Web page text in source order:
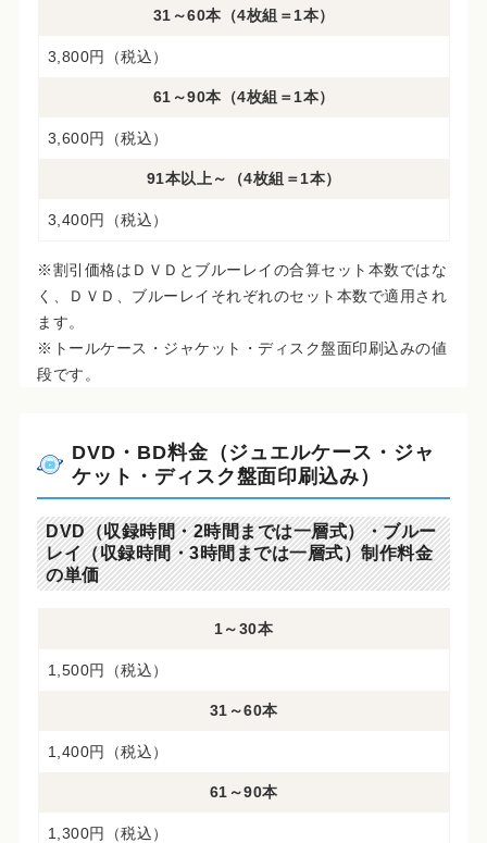
31～60本（4枚組＝1本）
3,800円（税込）
61～90本（4枚組＝1本）
3,600円（税込）
91本以上～（4枚組＝1本）
3,400円（税込）
※割引価格はＤＶＤとブルーレイの合算セット本数ではな
く、ＤＶＤ、ブルーレイそれぞれのセット本数で適用され
ます。
※トールケース・ジャケット・ディスク盤面印刷込みの値
段です。
DVD・BD料金（ジュエルケース・ジャ
ケット・ディスク盤面印刷込み）
DVD（収録時間・2時間までは一層式）・ブルー
レイ（収録時間・3時間までは一層式）制作料金
の単価
1～30本
1,500円（税込）
31～60本
1,400円（税込）
61～90本
1,300円（税込）